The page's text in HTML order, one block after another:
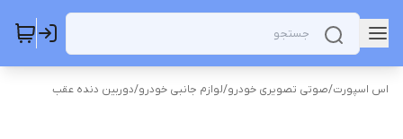
اس اسپورت/صوتی تصویری خودرو/لوازم جانبی خودرو/دوربین دنده عقب